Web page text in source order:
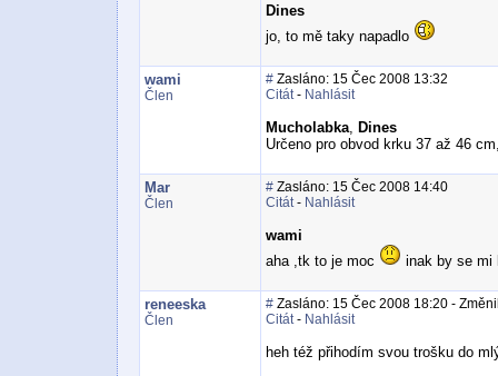
Dines
jo, to mě taky napadlo
wami
Člen
# Zasláno: 15 Čec 2008 13:32
Citát- Nahlásit
Mucholabka, Dines
Určeno pro obvod krku 37 až 46
Mar
Člen
# Zasláno: 15 Čec 2008 14:40
Citát- Nahlásit
wami
aha ,tk to je moc
inak by se
reneeska
Člen
# Zasláno: 15 Čec 2008 18:20 -
Citát- Nahlásit
heh též přihodím svou trošku do